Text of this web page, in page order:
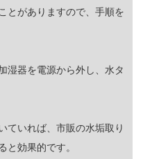
とがありますので、手順を
湿器を電源から外し、水タ
ていれば、市販の水垢取り
と効果的です。